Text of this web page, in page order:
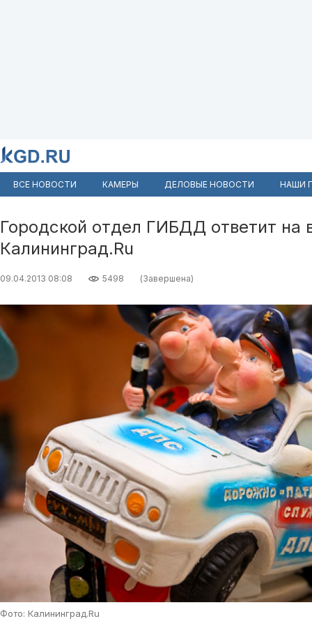
ВСЕ НОВОСТИ КАМЕРЫ ДЕЛОВЫЕ НОВОСТИ НАШИ
Городской отдел ГИБДД ответит на
Калининград.Ru
09.04.2013 08:08 5498 (Завершена)
Фото: Калининград.Ru